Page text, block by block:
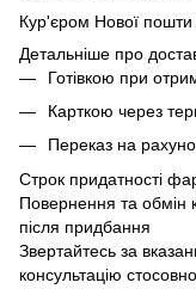
Кур'єром Нової пошти
Детальніше про
Готівкою при
Карткою через
Переказ на
Строк придатності
Повернення та обмін
після придбання
Звертайтесь за
консультацію